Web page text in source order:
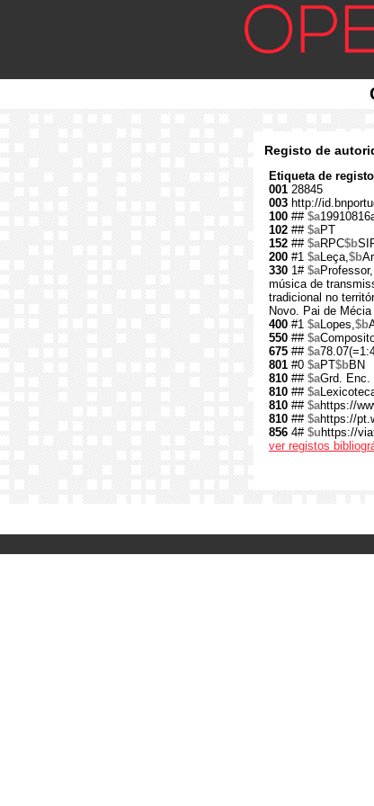
Registo de
Etiqueta de
001 28845
003 http://
100 ## $a
102 ## $aPT
152 ## $aRPC$b
200 #1 $aLeça,$b
330 1# $a
música de
tradicional no
Novo. Pai de
400 #1 $aLopes,$b
550 ## $a
675 ## $a
801 #0 $aPT$bBN
810 ## $aGrd. Enc.
810 ## $a
810 ## $ahttps://
810 ## $ahttps://
856 4# $u https://
ver registos